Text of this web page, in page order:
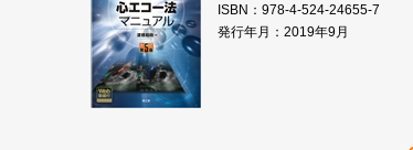
ISBN：978-4-524-24655-7
発行年月：2019年9月